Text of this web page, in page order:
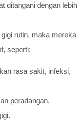
ditangani dengan lebih
rutin, maka mereka
seperti:
rasa sakit, infeksi,
peradangan,